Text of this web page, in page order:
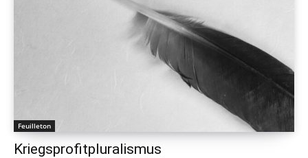
Feuilleton
Kriegsprofitpluralismus